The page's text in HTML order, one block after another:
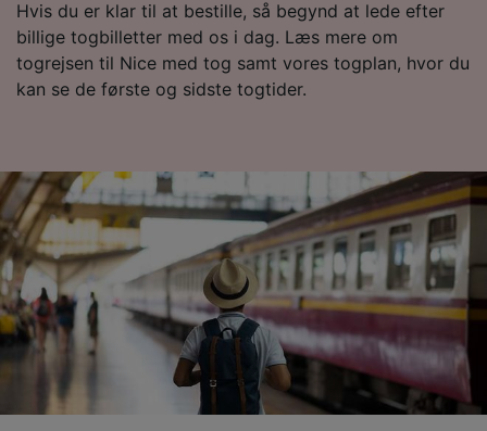
Hvis du er klar til at bestille, så begynd at lede efter
billige togbilletter med os i dag. Læs mere om
togrejsen til Nice med tog samt vores togplan, hvor du
kan se de første og sidste togtider.